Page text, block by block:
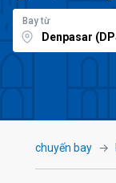
Bay từ
chuyến bay